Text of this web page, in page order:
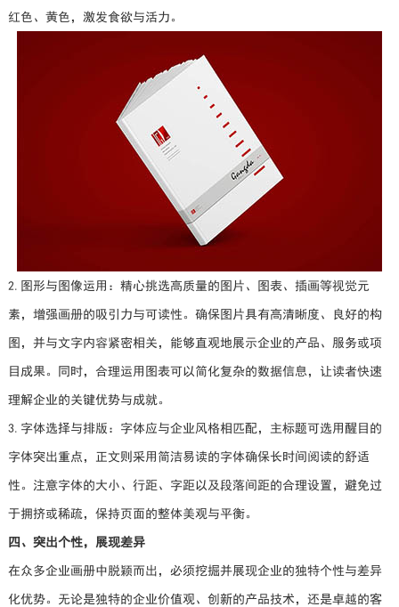
红色、黄色，激发食欲与活力。
2.图形与图像运用：精心挑选高质量的图片、图表、插画等视觉元
素，增强画册的吸引力与可读性。确保图片具有高清晰度、良好的构
图，并与文字内容紧密相关，能够直观地展示企业的产品、服务或项
目成果。同时，合理运用图表可以简化复杂的数据信息，让读者快速
理解企业的关键优势与成就。
3.字体选择与排版：字体应与企业风格相匹配，主标题可选用醒目的
字体突出重点，正文则采用简洁易读的字体确保长时间阅读的舒适
性。注意字体的大小、行距、字距以及段落间距的合理设置，避免过
于拥挤或稀疏，保持页面的整体美观与平衡。
四、突出个性，展现差异
在众多企业画册中脱颖而出，必须挖掘并展现企业的独特个性与差异
化优势。无论是独特的企业价值观、创新的产品技术，还是卓越的客